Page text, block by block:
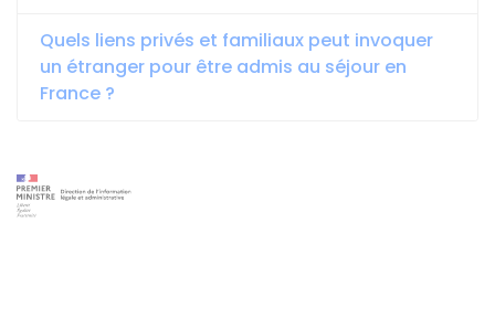
Quels liens privés et familiaux peut invoquer
un étranger pour être admis au séjour en
France ?